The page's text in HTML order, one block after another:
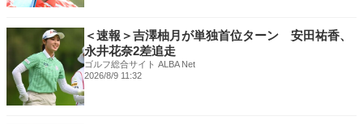
＜速報＞吉澤柚月が単独首位ターン 安田祐香、
永井花奈2差追走
ゴルフ総合サイト ALBA Net
2026/8/9 11:32